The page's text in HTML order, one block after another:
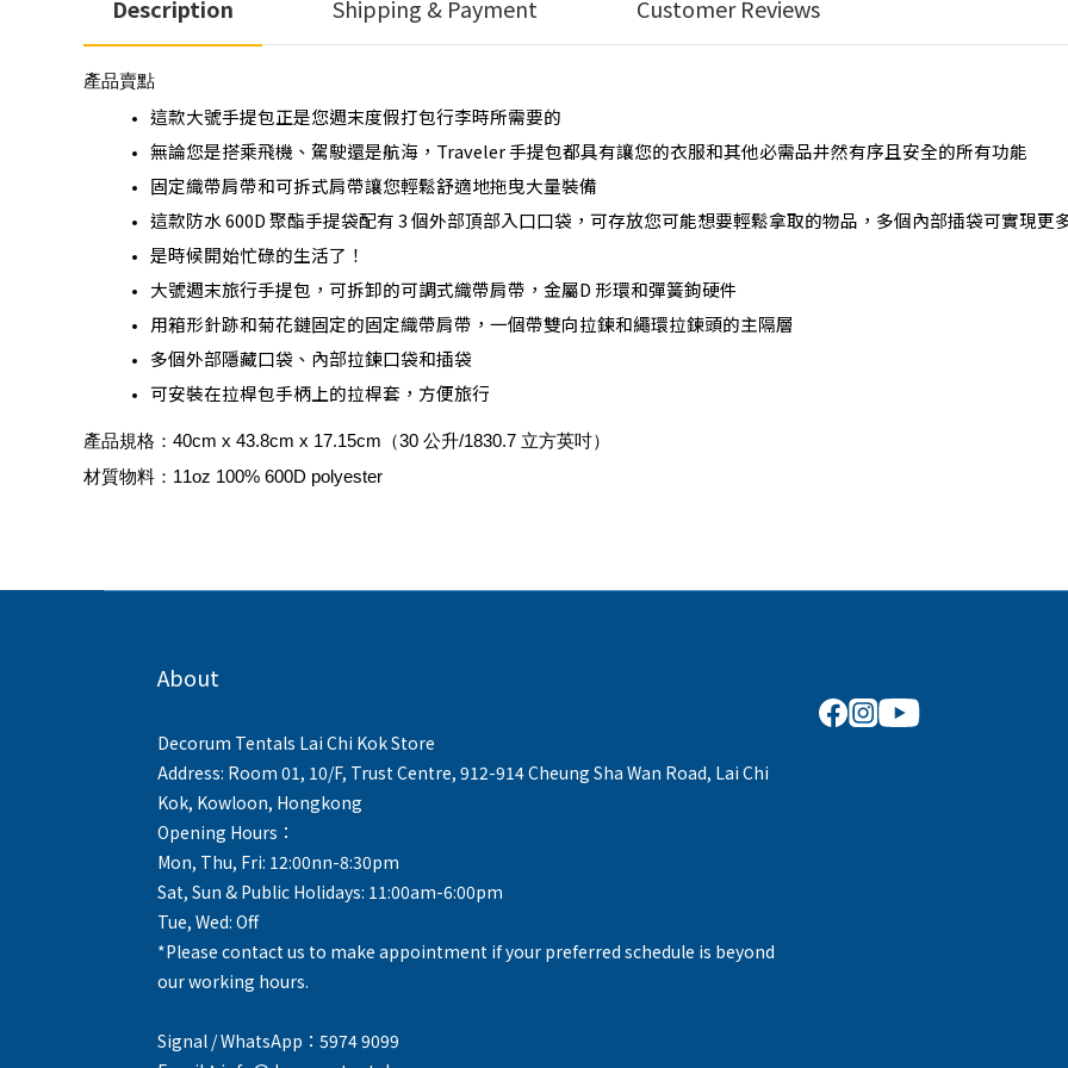
Description Shipping & Payment Customer Reviews
產品賣點
這款大號手提包正是您週末度假打包行李時所需要的
無論您是搭乘飛機、駕駛還是航海，Traveler 手提包都具有讓您的衣服和其他必需品井然有序且安全的所有功能
固定織帶肩帶和可拆式肩帶讓您輕鬆舒適地拖曳大量裝備
這款防水 600D 聚酯手提袋配有 3 個外部頂部入口口袋，可存放您可能想要輕鬆拿取的物品，多個內部插袋可實現更
是時候開始忙碌的生活了！
大號週末旅行手提包，可拆卸的可調式織帶肩帶，金屬D 形環和彈簧鉤硬件
用箱形針跡和菊花鏈固定的固定織帶肩帶，一個帶雙向拉鍊和繩環拉鍊頭的主隔層
多個外部隱藏口袋、內部拉鍊口袋和插袋
可安裝在拉桿包手柄上的拉桿套，方便旅行
產品規格： 40cm x 43.8cm x 17.15cm（30 公升/1830.7 立方英吋）
材質物料： 11oz 100% 600D polyester
About
Decorum Tentals Lai Chi Kok Store
Address: Room 01, 10/F, Trust Centre, 912-914 Cheung Sha Wan Road, Lai Chi
Kok, Kowloon, Hongkong
Opening Hours：
Mon, Thu, Fri: 12:00nn-8:30pm
Sat, Sun & Public Holidays: 11:00am-6:00pm
Tue, Wed: Off
*Please contact us to make appointment if your preferred schedule is beyond
our working hours.
Signal / WhatsApp：5974 9099